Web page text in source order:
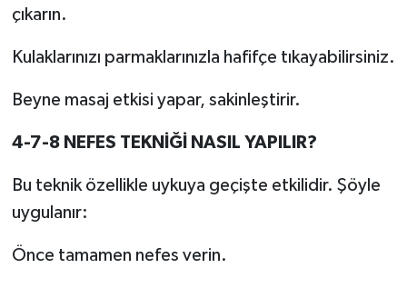
çıkarın.
Kulaklarınızı parmaklarınızla hafifçe tıkayabilirsiniz.
Beyne masaj etkisi yapar, sakinleştirir.
4-7-8 NEFES TEKNİĞİ NASIL YAPILIR?
Bu teknik özellikle uykuya geçişte etkilidir. Şöyle
uygulanır:
Önce tamamen nefes verin.